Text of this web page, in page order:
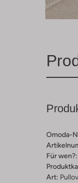
Omoda-
Für wen?:
Art: